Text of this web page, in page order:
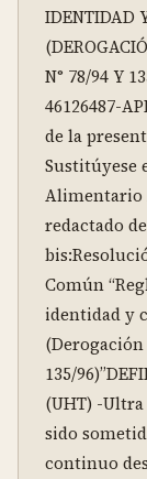
IDENTIDAD
N° 78/94 Y
46126487-
de la
Sustitúyese
Alimentario
redactado
Común
identidad y
(Derogación
135/
(UHT) -
sido
continuo